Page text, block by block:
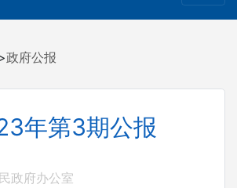
政府公报
年第3期公报
政府办公室